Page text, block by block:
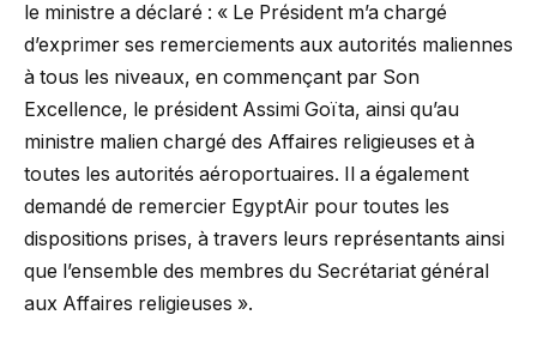
le ministre a déclaré : « Le Président m’a chargé
d’exprimer ses remerciements aux autorités maliennes
à tous les niveaux, en commençant par Son
Excellence, le président Assimi Goïta, ainsi qu’au
ministre malien chargé des Affaires religieuses et à
toutes les autorités aéroportuaires. Il a également
demandé de remercier EgyptAir pour toutes les
dispositions prises, à travers leurs représentants ainsi
que l’ensemble des membres du Secrétariat général
aux Affaires religieuses ».